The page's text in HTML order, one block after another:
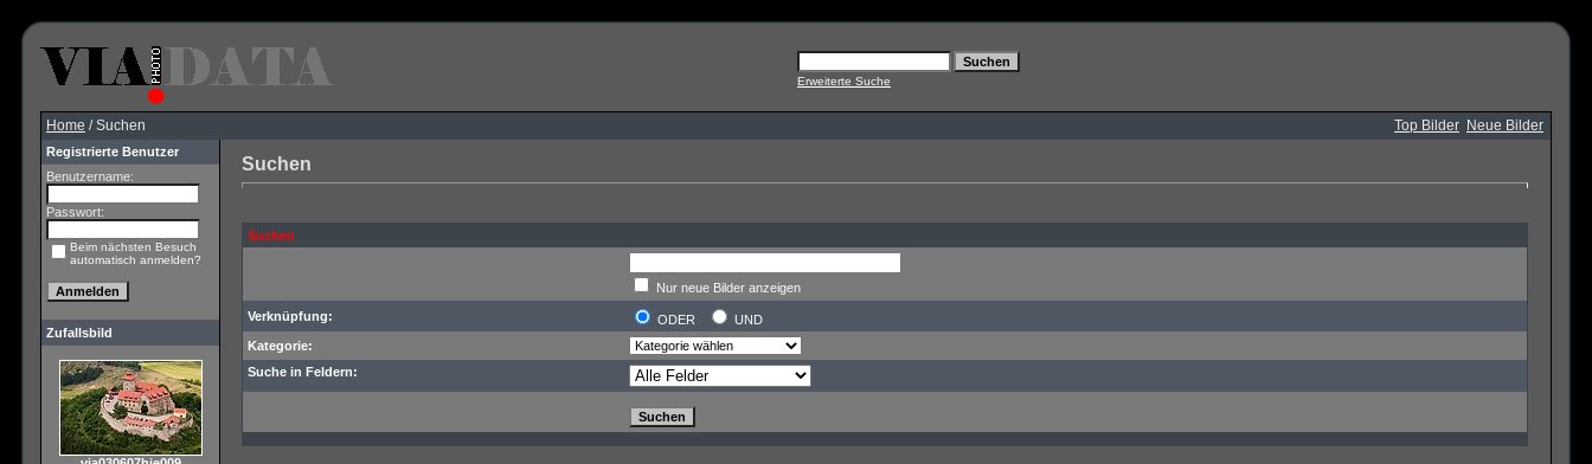
Erweiterte Suche
Home / Suchen Top Bilder Neue Bilder
Registrierte Benutzer
Benutzername:
Passwort:
Beim nächsten Besuch
automatisch anmelden?
Zufallsbild
Suchen
Suchen
Nur neue Bilder anzeigen
Verknüpfung:
ODER
UND
Kategorie:
Suche in Feldern: